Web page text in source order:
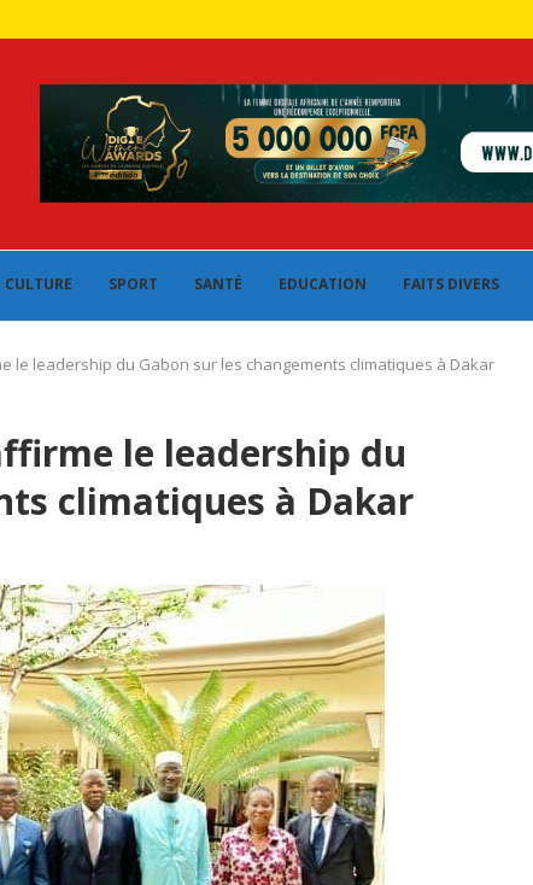
CULTURE SPORT SANTÉ EDUCATION FAITS DIVERS
le leadership du Gabon sur les changements climatiques à Dakar
le leadership du
climatiques à Dakar